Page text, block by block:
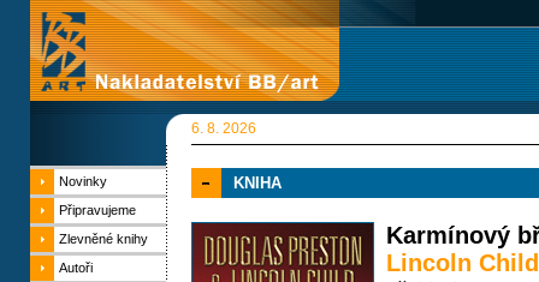
6. 8. 2026
Novinky
Připravujeme
Zlevněné knihy
Autoři
KNIHA
Karmínový
Lincoln Child